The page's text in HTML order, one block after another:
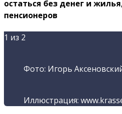
остаться без денег и
пенсионеров
1 из 2
Фото: Игорь
Иллюстрация: